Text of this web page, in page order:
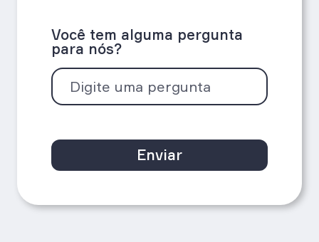
Você tem alguma pergunta
para nós?
Enviar